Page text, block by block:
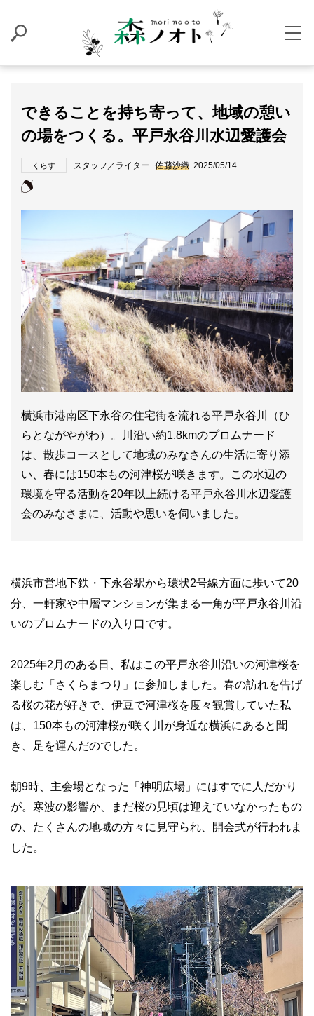
できることを持ち寄って、地域の憩い
の場をつくる。平戸永谷川水辺愛護会
くらす スタッフ／ライター 佐藤沙織 2025/05/14
横浜市港南区下永谷の住宅街を流れる平戸永谷川（ひ
らとながやがわ）。川沿い約1.8kmのプロムナード
は、散歩コースとして地域のみなさんの生活に寄り添
い、春には150本もの河津桜が咲きます。この水辺の
環境を守る活動を20年以上続ける平戸永谷川水辺愛護
会のみなさまに、活動や思いを伺いました。
横浜市営地下鉄・下永谷駅から環状2号線方面に歩いて20
分、一軒家や中層マンションが集まる一角が平戸永谷川沿
いのプロムナードの入り口です。
2025年2月のある日、私はこの平戸永谷川沿いの河津桜を
楽しむ「さくらまつり」に参加しました。春の訪れを告げ
る桜の花が好きで、伊豆で河津桜を度々観賞していた私
は、150本もの河津桜が咲く川が身近な横浜にあると聞
き、足を運んだのでした。
朝9時、主会場となった「神明広場」にはすでに人だかり
が。寒波の影響か、まだ桜の見頃は迎えていなかったもの
の、たくさんの地域の方々に見守られ、開会式が行われま
した。